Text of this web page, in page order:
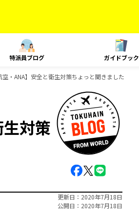
特派員ブログ ガイドブック
空・ANA】安全と衛生対策ちょっと聞きました
対策
更新日
2020年7月18日
公開日
2020年7月18日